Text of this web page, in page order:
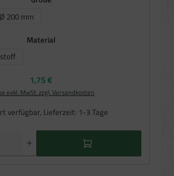
Ø 200 mm
Material
Option ist zurzeit nicht verfügbar.)
Regulärer Preis:
1,75 €
exkl. MwSt. zzgl. Versandkosten
verfügbar, Lieferzeit: 1-3 Tage
gewünschten Wert ein oder benutze die Schaltflächen um die Anzahl zu